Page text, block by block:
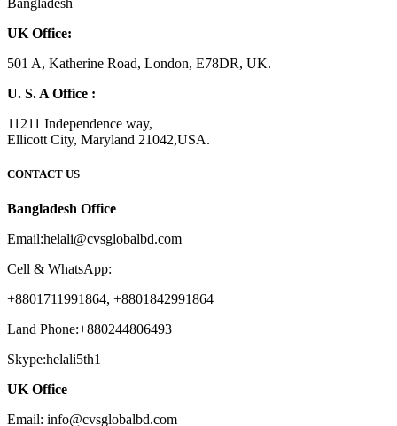
Bangladesh
UK Office:
501 A, Katherine Road, London, E78DR, UK.
U. S. A Office :
11211 Independence way,
Ellicott City, Maryland 21042,USA.
CONTACT US
Bangladesh Office
Email:helali@cvsglobalbd.com
Cell & WhatsApp:
+8801711991864, +8801842991864
Land Phone:+880244806493
Skype:helali5th1
UK Office
Email: info@cvsglobalbd.com